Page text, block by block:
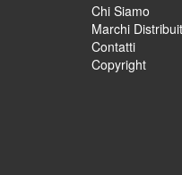
Chi Siamo
Marchi
Contatti
Copyright